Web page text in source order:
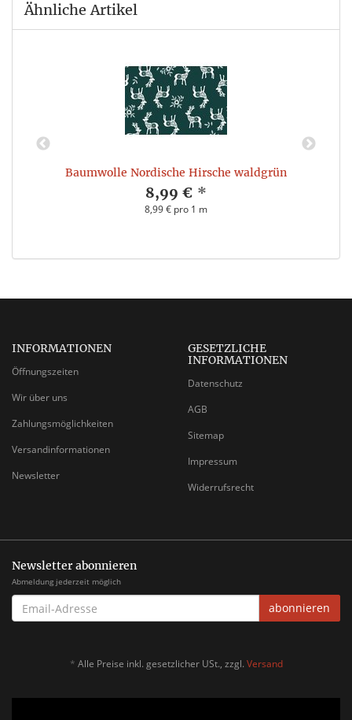
Ähnliche Artikel
Baumwolle Nordische Hirsche waldgrün
8,99 € *
8,99 € pro 1 m
INFORMATIONEN
Öffnungszeiten
Wir über uns
Zahlungsmöglichkeiten
Versandinformationen
Newsletter
GESETZLICHE
INFORMATIONEN
Datenschutz
AGB
Sitemap
Impressum
Widerrufsrecht
Newsletter abonnieren
Abmeldung jederzeit möglich
EMAIL-
ADRESSE
abonnieren
* Alle Preise inkl. gesetzlicher USt., zzgl. Versand